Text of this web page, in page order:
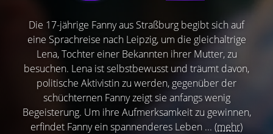
Die 17-jährige Fanny aus Straßburg begibt sich auf
eine Sprachreise nach Leipzig, um die gleichaltrige
Lena, Tochter einer Bekannten ihrer Mutter, zu
besuchen. Lena ist selbstbewusst und träumt davon,
politische Aktivistin zu werden, gegenüber der
schüchternen Fanny zeigt sie anfangs wenig
Begeisterung. Um ihre Aufmerksamkeit zu gewinnen,
erfindet Fanny ein spannenderes Leben ... (mehr)